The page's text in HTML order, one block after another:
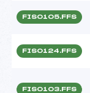
FIS0105.FFS
FIS0124.FFS
FIS0103.FFS